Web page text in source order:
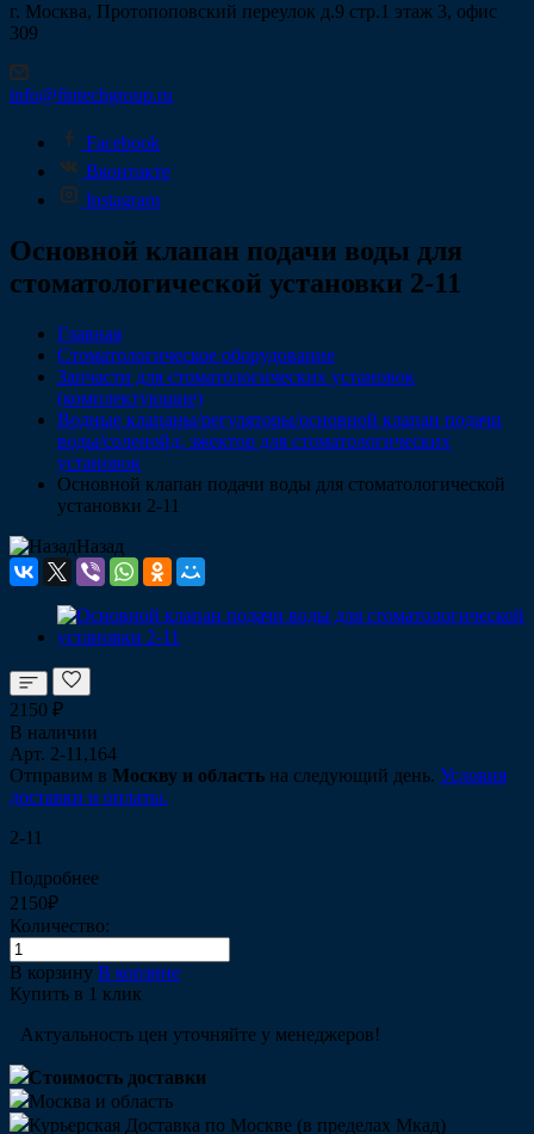
г. Москва, Протопоповский переулок д.9 стр.1 этаж 3, офис
309
info@fintechgroup.ru
Facebook
Вконтакте
Instagram
Основной клапан подачи воды для
стоматологической установки 2-11
Главная
Стоматологическое оборудование
Запчасти для стоматологических установок
(комплектующие)
Водные клапаны/регуляторы/основной клапан подачи
воды/соленойд, эжектор для стоматологических
установок
Основной клапан подачи воды для стоматологической
установки 2-11
Назад
2150 ₽
В наличии
Арт. 2-11,164
Отправим в Москву и область на следующий день. Условия
доставки и оплаты.
2-11
Подробнее
2150₽
Количество:
В корзину В корзине
Купить в 1 клик
Актуальность цен уточняйте у менеджеров!
Стоимость доставки
Москва и область
Курьерская Доставка по Москве (в пределах Мкад)